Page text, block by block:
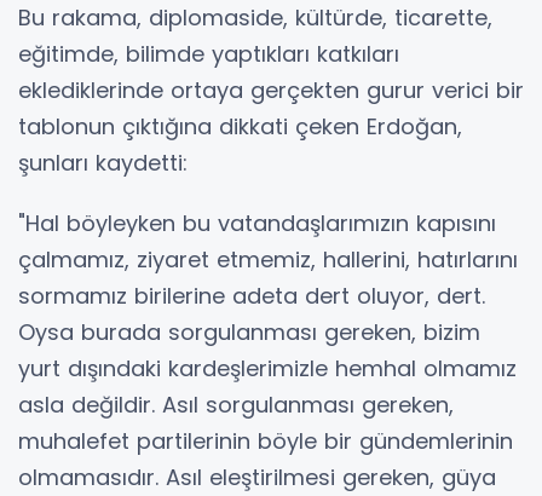
Bu rakama, diplomaside, kültürde, ticarette,
eğitimde, bilimde yaptıkları katkıları
eklediklerinde ortaya gerçekten gurur verici bir
tablonun çıktığına dikkati çeken Erdoğan,
şunları kaydetti:
"Hal böyleyken bu vatandaşlarımızın kapısını
çalmamız, ziyaret etmemiz, hallerini, hatırlarını
sormamız birilerine adeta dert oluyor, dert.
Oysa burada sorgulanması gereken, bizim
yurt dışındaki kardeşlerimizle hemhal olmamız
asla değildir. Asıl sorgulanması gereken,
muhalefet partilerinin böyle bir gündemlerinin
olmamasıdır. Asıl eleştirilmesi gereken, güya